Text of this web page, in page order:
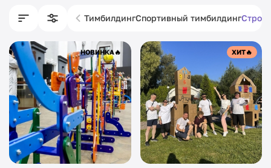
ТимбилдингСпортивный тимбилдинг
НОВИНКА🔥 ХИТ🔥